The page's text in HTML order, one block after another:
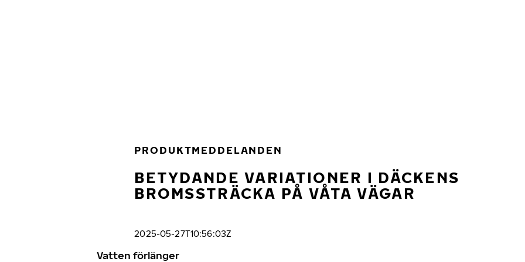
PRODUKTMEDDELANDEN
BETYDANDE VARIATIONER I DÄCKENS
BROMSSTRÄCKA PÅ VÅTA VÄGAR
2025-05-27T10:56:03Z
Vatten förlänger